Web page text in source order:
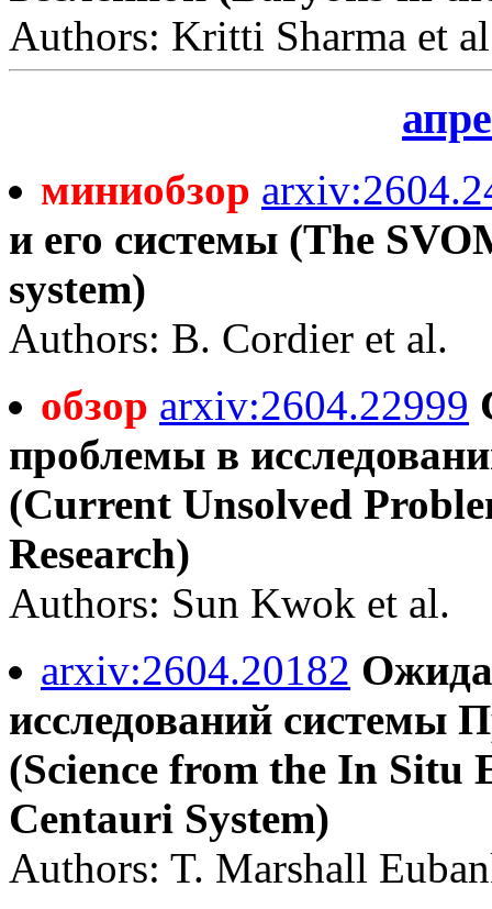
Authors: Kritti Sharma et
миниобзор
и его системы (The
system)
Authors: B. Cordier et al.
обзор arxiv:2604.22999
проблемы в
(Current Unsolved
Research)
Authors: Sun Kwok et al.
arxiv:2604.20182
исследований системы
(Science from the In
Centauri System)
Authors: T. Marshall